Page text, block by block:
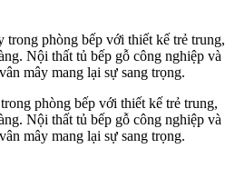
phòng bếp với thiết kế trẻ trung,
Nội thất tủ bếp gỗ công nghiệp và
mây mang lại sự sang trọng.